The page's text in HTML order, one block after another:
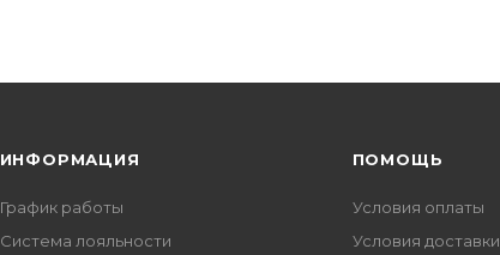
ИНФОРМАЦИЯ
График работы
Система лояльности
ПОМОЩЬ
Условия оплаты
Условия доставки